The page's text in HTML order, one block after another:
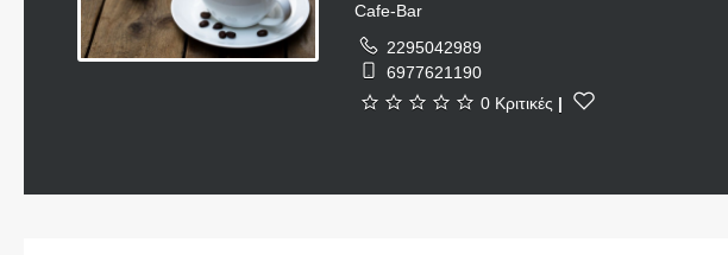
Cafe-Bar
2295042989
6977621190
0 Κριτικές |